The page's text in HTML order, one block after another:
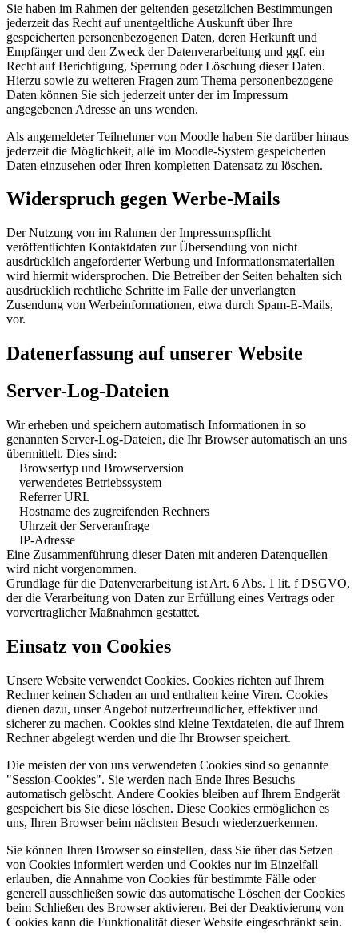
Sie haben im Rahmen der geltenden gesetzlichen Bestimmungen
jederzeit das Recht auf unentgeltliche Auskunft über Ihre
gespeicherten personenbezogenen Daten, deren Herkunft und
Empfänger und den Zweck der Datenverarbeitung und ggf. ein
Recht auf Berichtigung, Sperrung oder Löschung dieser Daten.
Hierzu sowie zu weiteren Fragen zum Thema personenbezogene
Daten können Sie sich jederzeit unter der im Impressum
angegebenen Adresse an uns wenden.
Als angemeldeter Teilnehmer von Moodle haben Sie darüber hinaus
jederzeit die Möglichkeit, alle im Moodle-System gespeicherten
Daten einzusehen oder Ihren kompletten Datensatz zu löschen.
Widerspruch gegen Werbe-Mails
Der Nutzung von im Rahmen der Impressumspflicht
veröffentlichten Kontaktdaten zur Übersendung von nicht
ausdrücklich angeforderter Werbung und Informationsmaterialien
wird hiermit widersprochen. Die Betreiber der Seiten behalten sich
ausdrücklich rechtliche Schritte im Falle der unverlangten
Zusendung von Werbeinformationen, etwa durch Spam-E-Mails,
vor.
Datenerfassung auf unserer Website
Server-Log-Dateien
Wir erheben und speichern automatisch Informationen in so
genannten Server-Log-Dateien, die Ihr Browser automatisch an uns
übermittelt. Dies sind:
Browsertyp und Browserversion
verwendetes Betriebssystem
Referrer URL
Hostname des zugreifenden Rechners
Uhrzeit der Serveranfrage
IP-Adresse
Eine Zusammenführung dieser Daten mit anderen Datenquellen
wird nicht vorgenommen.
Grundlage für die Datenverarbeitung ist Art. 6 Abs. 1 lit. f DSGVO,
der die Verarbeitung von Daten zur Erfüllung eines Vertrags oder
vorvertraglicher Maßnahmen gestattet.
Einsatz von Cookies
Unsere Website verwendet Cookies. Cookies richten auf Ihrem
Rechner keinen Schaden an und enthalten keine Viren. Cookies
dienen dazu, unser Angebot nutzerfreundlicher, effektiver und
sicherer zu machen. Cookies sind kleine Textdateien, die auf Ihrem
Rechner abgelegt werden und die Ihr Browser speichert.
Die meisten der von uns verwendeten Cookies sind so genannte
"Session-Cookies". Sie werden nach Ende Ihres Besuchs
automatisch gelöscht. Andere Cookies bleiben auf Ihrem Endgerät
gespeichert bis Sie diese löschen. Diese Cookies ermöglichen es
uns, Ihren Browser beim nächsten Besuch wiederzuerkennen.
Sie können Ihren Browser so einstellen, dass Sie über das Setzen
von Cookies informiert werden und Cookies nur im Einzelfall
erlauben, die Annahme von Cookies für bestimmte Fälle oder
generell ausschließen sowie das automatische Löschen der Cookies
beim Schließen des Browser aktivieren. Bei der Deaktivierung von
Cookies kann die Funktionalität dieser Website eingeschränkt sein.